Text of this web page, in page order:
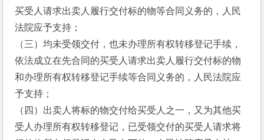
买受人请求出卖人履行交付标的物等合同义务的，人民
法院应予支持；
（三）均未受领交付，也未办理所有权转移登记手续，
依法成立在先合同的买受人请求出卖人履行交付标的物
和办理所有权转移登记手续等合同义务的，人民法院应
予支持；
（四）出卖人将标的物交付给买受人之一，又为其他买
受人办理所有权转移登记，已受领交付的买受人请求将